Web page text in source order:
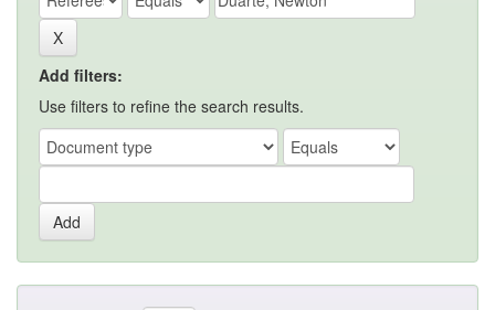
Add filters:
Use filters to refine the search results.